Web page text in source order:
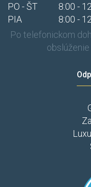
PO - ŠT 8:00 -
PIA
8:00 -
Po telefonickom